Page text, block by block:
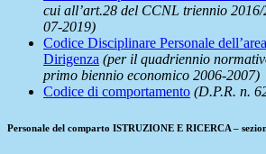
cui all’art.28 del CCNL triennio
07-2019)
Codice Disciplinare Personale
Dirigenza (per il quadriennio
primo biennio economico 2006-2007)
Codice di comportamento (D.P.R. n.
Personale del comparto ISTRUZIONE E RICERCA –